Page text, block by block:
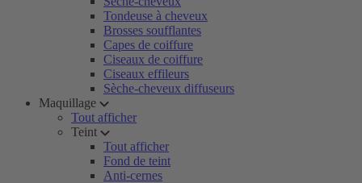
Tondeuse à cheveux
Brosses soufflantes
Capes de coiffure
Ciseaux de coiffure
Ciseaux effileurs
Sèche-cheveux diffuseurs
Maquillage
Tout afficher
Teint
Tout afficher
Fond de teint
Anti-cernes